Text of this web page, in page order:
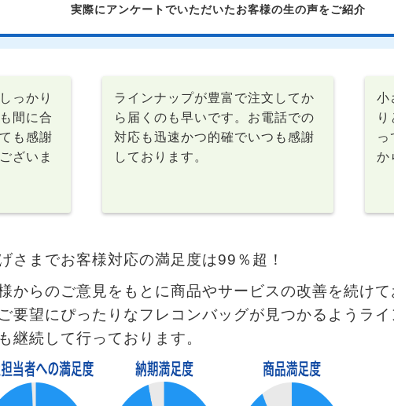
実際にアンケートでいただいたお客様の生の声をご紹介
っかり
間に合
も感謝
ざいま
ラインナップが豊富で注文してか
ら届くのも早いです。お電話での
対応も迅速かつ的確でいつも感謝
しております。
小
っ
か
さまでお客様対応の満足度は99％超！
からのご意見をもとに商品やサービスの改善を続け
要望にぴったりなフレコンバッグが見つかるようラ
継続して行っております。